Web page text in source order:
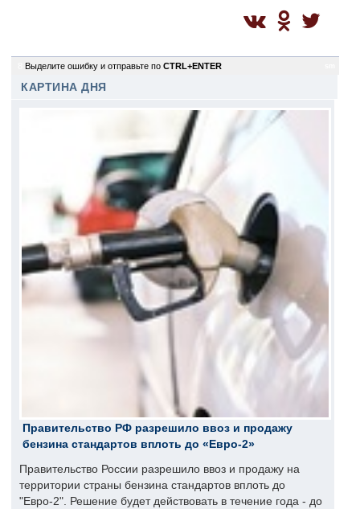
Выделите ошибку и отправьте по CTRL+ENTER
КАРТИНА ДНЯ
Правительство РФ разрешило ввоз и продажу
бензина стандартов вплоть до «Евро-2»
Правительство России разрешило ввоз и продажу на
территории страны бензина стандартов вплоть до
"Евро-2". Решение будет действовать в течение года - до